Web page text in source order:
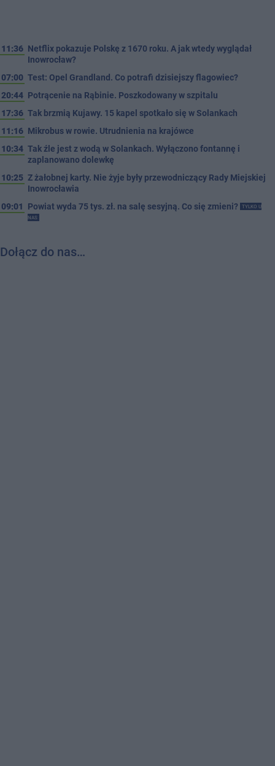
11:36 Netflix pokazuje Polskę z 1670 roku. A jak wtedy wyglądał
Inowrocław?
07:00 Test: Opel Grandland. Co potrafi dzisiejszy flagowiec?
20:44 Potrącenie na Rąbinie. Poszkodowany w szpitalu
17:36 Tak brzmią Kujawy. 15 kapel spotkało się w Solankach
11:16 Mikrobus w rowie. Utrudnienia na krajówce
10:34 Tak źle jest z wodą w Solankach. Wyłączono fontannę i
zaplanowano dolewkę
10:25 Z żałobnej karty. Nie żyje były przewodniczący Rady Miejskiej
Inowrocławia
09:01
Powiat wyda 75 tys. zł. na salę sesyjną. Co się zmieni?
TYLKO U
NAS
Dołącz do nas…